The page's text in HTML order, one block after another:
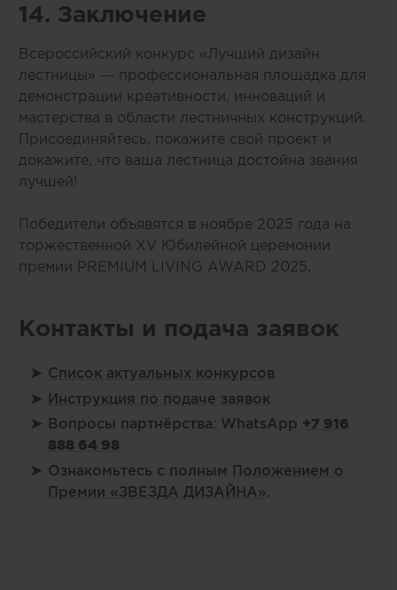
14. Заключение
Всероссийский конкурс «Лучший дизайн
лестницы» — профессиональная площадка для
демонстрации креативности, инноваций и
мастерства в области лестничных конструкций.
Присоединяйтесь, покажите свой проект и
докажите, что ваша лестница достойна звания
лучшей!
Победители объявятся в ноябре 2025 года на
торжественной XV Юбилейной церемонии
премии PREMIUM LIVING AWARD 2025.
Контакты и подача заявок
Список актуальных конкурсов
Инструкция по подаче заявок
Вопросы партнёрства: WhatsApp +7 916
888 64 98
Ознакомьтесь с полным Положением о
Премии «ЗВЕЗДА ДИЗАЙНА».